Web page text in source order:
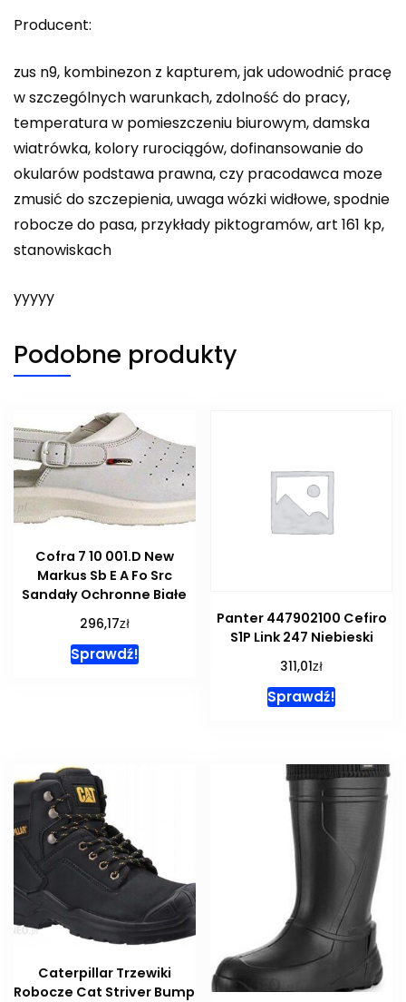
Producent:
zus n9, kombinezon z kapturem, jak udowodnić pracę
w szczególnych warunkach, zdolność do pracy,
temperatura w pomieszczeniu biurowym, damska
wiatrówka, kolory rurociągów, dofinansowanie do
okularów podstawa prawna, czy pracodawca moze
zmusić do szczepienia, uwaga wózki widłowe, spodnie
robocze do pasa, przykłady piktogramów, art 161 kp,
stanowiskach
yyyyy
Podobne produkty
Cofra 7 10 001.D New
Markus Sb E A Fo Src
Sandały Ochronne Białe
296,17zł
Sprawdź!
Panter 447902100 Cefiro
S1P Link 247 Niebieski
311,01zł
Sprawdź!
Caterpillar Trzewiki
Robocze Cat Striver Bump